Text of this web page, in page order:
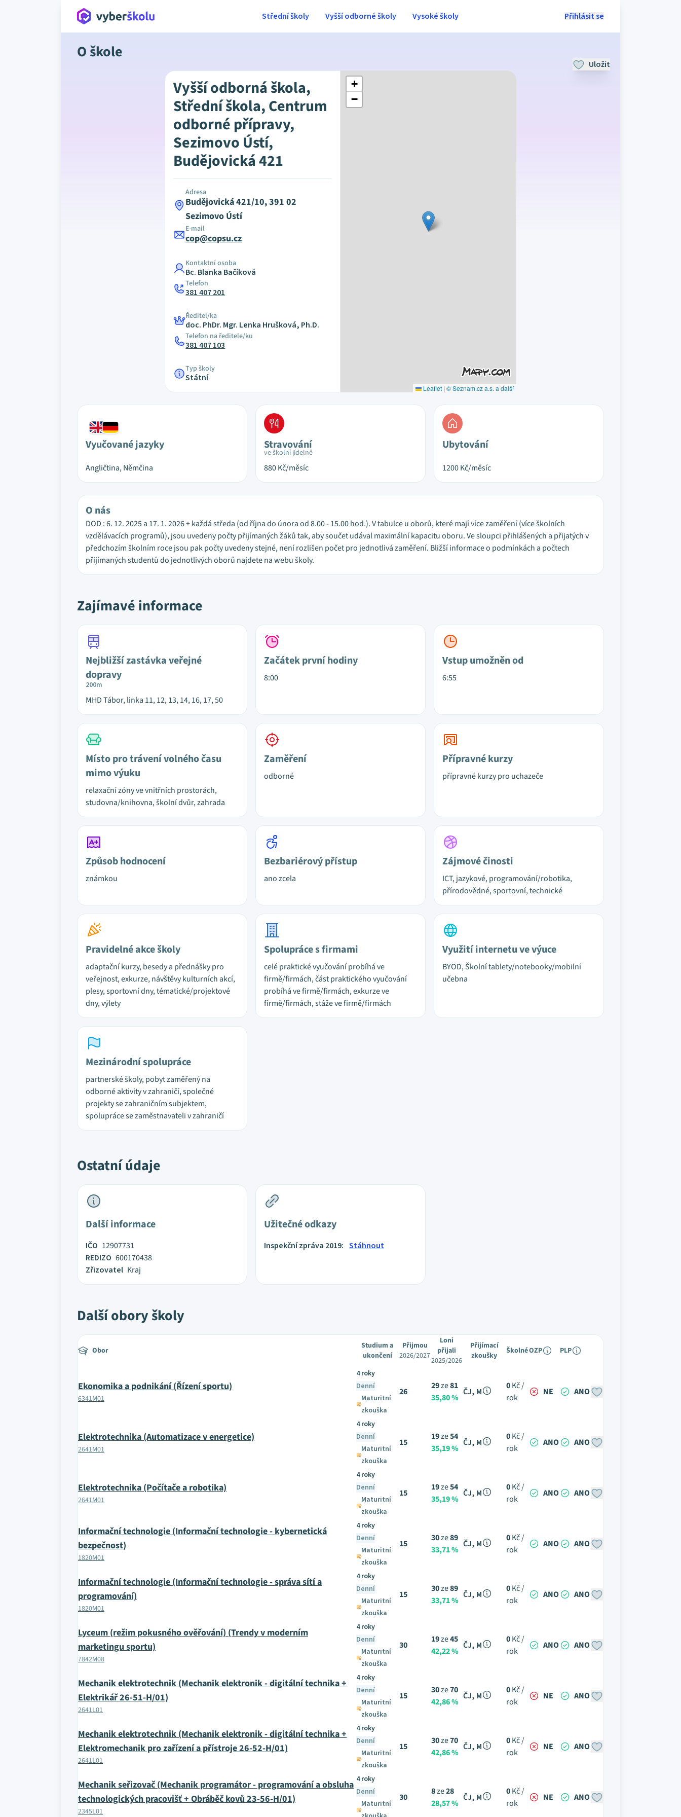
Přihlásit se
Střední školy Vyšší odborné školy Vysoké školy
O škole
Uložit
Vyšší odborná škola,
Střední škola, Centrum
odborné přípravy,
Sezimovo Ústí,
Budějovická 421
Adresa
Budějovická 421/10, 391 02
Sezimovo Ústí
E-mail
cop@copsu.cz
Kontaktní osoba
Bc. Blanka Bačíková
Telefon
381 407 201
Ředitel/ka
doc. PhDr. Mgr. Lenka Hrušková, Ph.D.
Telefon na ředitele/ku
381 407 103
Typ školy
Státní
+
−
Leaflet | © Seznam.cz a.s. a další
Vyučované jazyky
Angličtina, Němčina
Stravování
ve školní jídelně
880Kč/měsíc
Ubytování
1200Kč/měsíc
O nás
DOD : 6. 12. 2025 a 17. 1. 2026 + každá středa (od října do února od 8.00 - 15.00 hod.). V tabulce u oborů, které mají více zaměření (více školních
vzdělávacích programů), jsou uvedeny počty přijímaných žáků tak, aby součet udával maximální kapacitu oboru. Ve sloupci přihlášených a přijatých v
předchozím školním roce jsou pak počty uvedeny stejné, není rozlišen počet pro jednotlivá zaměření. Bližší informace o podmínkách a počtech
přijímaných studentů do jednotlivých oborů najdete na webu školy.
Zajímavé informace
Nejbližší zastávka veřejné
dopravy
200m
MHD Tábor, linka 11, 12, 13, 14, 16, 17, 50
Začátek první hodiny
8:00
Vstup umožněn od
6:55
Místo pro trávení volného času
mimo výuku
relaxační zóny ve vnitřních prostorách,
studovna/knihovna, školní dvůr, zahrada
Zaměření
odborné
Přípravné kurzy
přípravné kurzy pro uchazeče
Způsob hodnocení
známkou
Bezbariérový přístup
ano zcela
Zájmové činosti
ICT, jazykové, programování/robotika,
přírodovědné, sportovní, technické
Pravidelné akce školy
adaptační kurzy, besedy a přednášky pro
veřejnost, exkurze, návštěvy kulturních akcí,
plesy, sportovní dny, tématické/projektové
dny, výlety
Spolupráce s firmami
celé praktické vyučování probíhá ve
firmě/firmách, část praktického vyučování
probíhá ve firmě/firmách, exkurze ve
firmě/firmách, stáže ve firmě/firmách
Využití internetu ve výuce
BYOD, Školní tablety/notebooky/mobilní
učebna
Mezinárodní spolupráce
partnerské školy, pobyt zaměřený na
odborné aktivity v zahraničí, společné
projekty se zahraničním subjektem,
spolupráce se zaměstnavateli v zahraničí
Ostatní údaje
Další informace
IČO 12907731
REDIZO 600170438
Zřizovatel Kraj
Užitečné odkazy
Inspekční zpráva 2019: Stáhnout
Další obory školy
Obor
Studium a
ukončení
Přijmou
2026/2027
Loni
přijali
2025/2026
Přijímací
zkoušky
ŠkolnéOZP PLP
Ekonomika a podnikání (Řízení sportu)
6341M01
4 roky
Denní
Maturitní
zkouška
26
29ze81
35,80 %
ČJ, M
0Kč /
rok
NE ANO
Elektrotechnika (Automatizace v energetice)
2641M01
4 roky
Denní
Maturitní
zkouška
15
19ze54
35,19 %
ČJ, M
0Kč /
rok
ANO ANO
Elektrotechnika (Počítače a robotika)
2641M01
4 roky
Denní
Maturitní
zkouška
15
19ze54
35,19 %
ČJ, M
0Kč /
rok
ANO ANO
Informační technologie (Informační technologie - kybernetická
bezpečnost)
1820M01
4 roky
Denní
Maturitní
zkouška
15
30ze89
33,71 %
ČJ, M
0Kč /
rok
ANO ANO
Informační technologie (Informační technologie - správa sítí a
programování)
1820M01
4 roky
Denní
Maturitní
zkouška
15
30ze89
33,71 %
ČJ, M
0Kč /
rok
ANO ANO
Lyceum (režim pokusného ověřování) (Trendy v moderním
marketingu sportu)
7842M08
4 roky
Denní
Maturitní
zkouška
30
19ze45
42,22 %
ČJ, M
0Kč /
rok
ANO ANO
Mechanik elektrotechnik (Mechanik elektronik - digitální technika +
Elektrikář 26-51-H/01)
2641L01
4 roky
Denní
Maturitní
zkouška
15
30ze70
42,86 %
ČJ, M
0Kč /
rok
NE ANO
Mechanik elektrotechnik (Mechanik elektronik - digitální technika +
Elektromechanik pro zařízení a přístroje 26-52-H/01)
2641L01
4 roky
Denní
Maturitní
zkouška
15
30ze70
42,86 %
ČJ, M
0Kč /
rok
NE ANO
Mechanik seřizovač (Mechanik programátor - programování a obsluha
technologických pracovišť + Obráběč kovů 23-56-H/01)
2345L01
4 roky
Denní
Maturitní
30
8ze28
28,57 %
ČJ, M
0Kč /
rok
NE ANO